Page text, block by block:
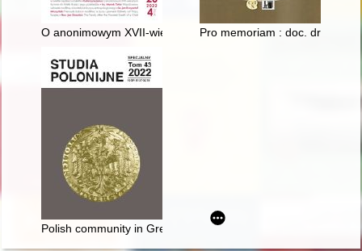
O anonimowym XVII-wiecznym hymnie do Matki Bożej i jego
Pro memoriam : doc. dr Leon
Polish community in Great Britain